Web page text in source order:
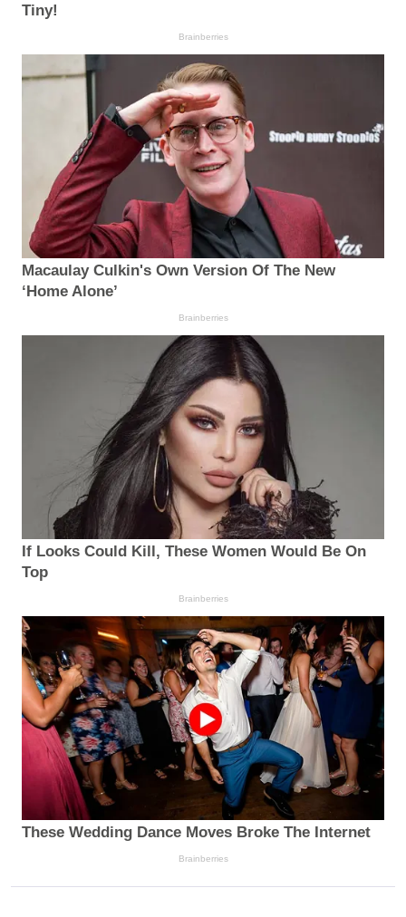
Tiny!
Brainberries
Macaulay Culkin's Own Version Of The New
‘Home Alone’
Brainberries
If Looks Could Kill, These Women Would Be On
Top
Brainberries
These Wedding Dance Moves Broke The Internet
Brainberries